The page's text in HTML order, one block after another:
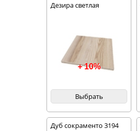
Дезира светлая
+ 10%
Выбрать
Дуб сокраменто 3194